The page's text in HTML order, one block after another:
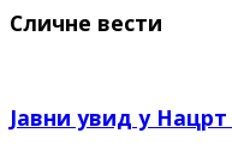
Сличне вести
Јавни увид у